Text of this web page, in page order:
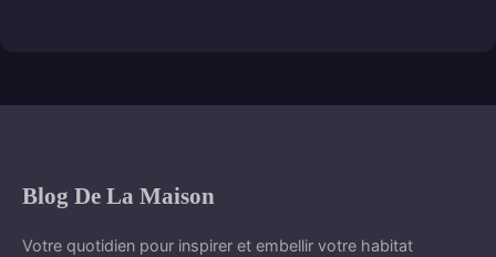
Blog De La Maison
Votre quotidien pour inspirer et embellir votre habitat